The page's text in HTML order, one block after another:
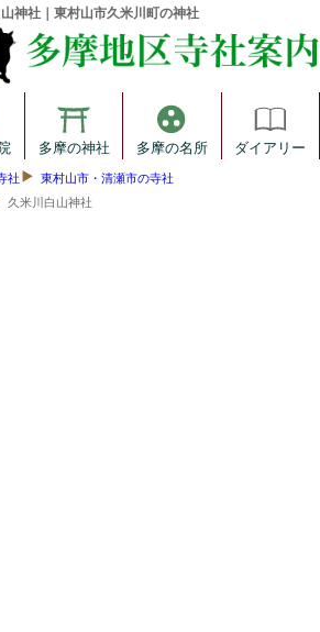
神社｜東村山市久米川町の神社
多摩の神社 多摩の名所 ダイアリー
社
東村山市・清瀬市の寺社
久米川白山神社